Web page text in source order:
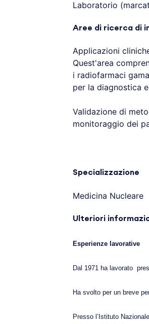
Laboratorio
Aree di ricerca di
Applicazioni
Quest'area
i radiofarmaci
per la diagnostica
Validazione di
monitoraggio dei
Specializzazione
Medicina Nucleare
Ulteriori
Esperienze lavorative
Dal 1971 ha lavorato
Ha svolto per un breve
Presso l’Istituto